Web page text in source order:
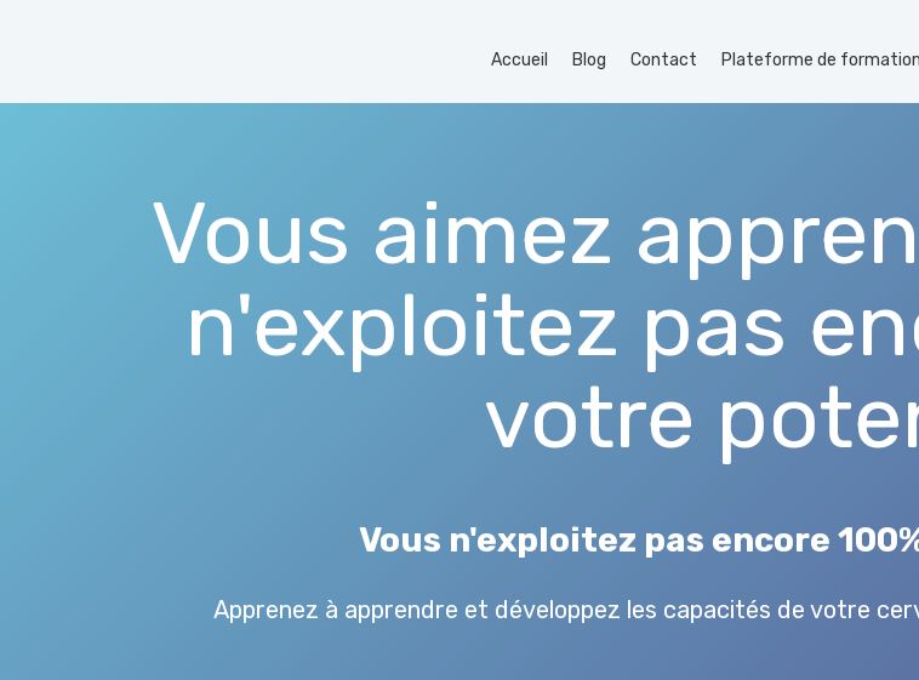
Accueil Blog Contact Plateforme de formation
Vous aimez
n'exploitez pas
votre
Vous n'exploitez pas encore
Apprenez à apprendre et développez les capacités de votre